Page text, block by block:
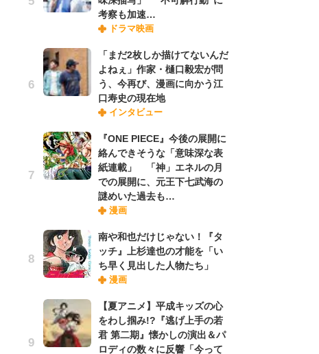
考察も加速…
ドラマ映画
「まだ2枚しか描けてないんだ
よねぇ」作家・樋口毅宏が問
う、今再び、漫画に向かう江
口寿史の現在地
インタビュー
『ONE PIECE』今後の展開に
絡んできそうな「意味深な表
紙連載」 「神」エネルの月
での展開に、元王下七武海の
謎めいた過去も…
漫画
南や和也だけじゃない！『タ
ッチ』上杉達也の才能を「い
ち早く見出した人物たち」
漫画
【夏アニメ】平成キッズの心
をわし掴み!?『逃げ上手の若
君 第二期』懐かしの演出＆パ
ロディの数々に反響「今って